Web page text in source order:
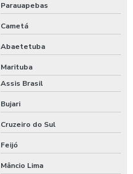
Parauapebas
Cametá
Abaetetuba
Marituba
Assis Brasil
Bujari
Cruzeiro do Sul
Feijó
Mâncio Lima